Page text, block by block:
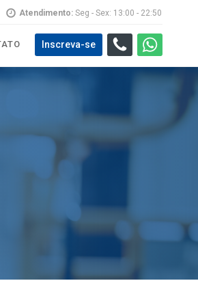
Atendimento: Seg - Sex: 13:00 - 22:50
Inscreva-se